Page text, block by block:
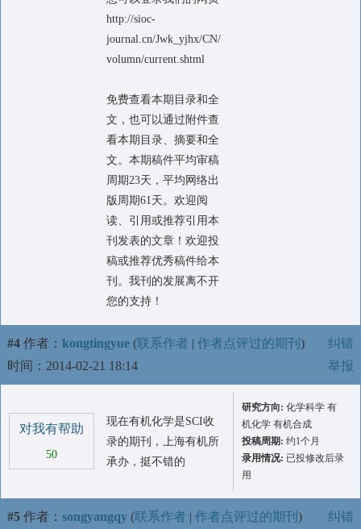
http://sioc-
journal.cn/Jwk_yjhx/CN/
volumn/current.shtml
免费查看本期目录和全
文，也可以通过附件查
看本期目录、摘要和全
文。本期稿件平均审稿
周期23天，平均网络出
版周期61天。欢迎阅
读、引用或推荐引用本
刊发表的文章！欢迎投
稿或推荐优秀稿件给本
刊。我刊的发展离不开
您的支持！
#4 作者： kongtingyue (联系作者 | 作者点评过的期刊 )
时间：2014-02-21 18:14
纠错
举报
对我有帮助
50
现在有机化学是SCI收
录的期刊，上海有机所
承办，挺不错的
研究方向: 化学科学 有
机化学 有机合成
投稿周期: 约1个月
录用情况: 已投修改后录
用
#5 作者： songyangqy (联系作者 | 作者点评过的期刊 )
纠错